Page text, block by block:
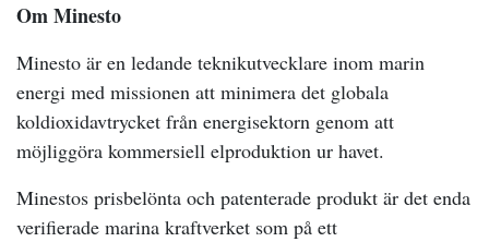
Om Minesto
Minesto är en ledande teknikutvecklare inom marin
energi med missionen att minimera det globala
koldioxidavtrycket från energisektorn genom att
möjliggöra kommersiell elproduktion ur havet.
Minestos prisbelönta och patenterade produkt är det enda
verifierade marina kraftverket som på ett